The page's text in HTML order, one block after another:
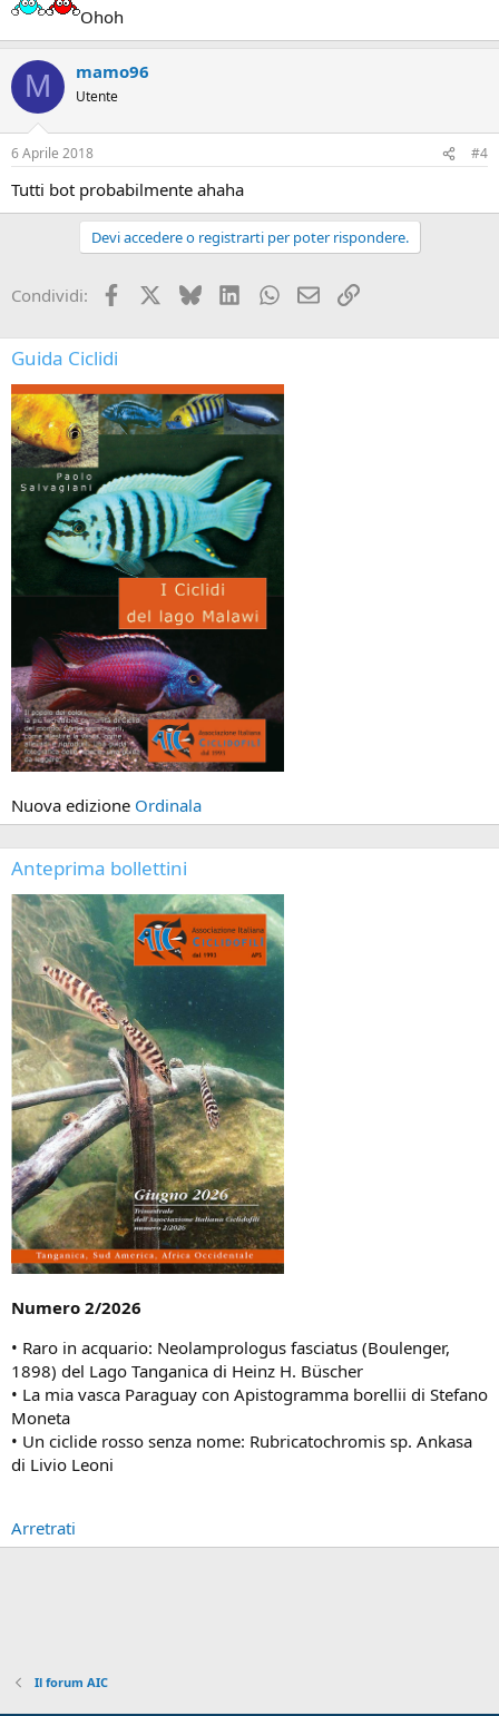
Ohoh
M mamo96
Utente
6 Aprile 2018 #4
Tutti bot probabilmente ahaha
Devi accedere o registrarti per poter rispondere.
Condividi: Facebook BlueskyLinkedInWhatsApp
e-mailLink
Guida Ciclidi
Nuova edizione Ordinala
Anteprima bollettini
Numero 2/2026
• Raro in acquario: Neolamprologus fasciatus (Boulenger,
1898) del Lago Tanganica di Heinz H. Büscher
• La mia vasca Paraguay con Apistogramma borellii di Stefano
Moneta
• Un ciclide rosso senza nome: Rubricatochromis sp. Ankasa
di Livio Leoni
Arretrati
Il forum AIC